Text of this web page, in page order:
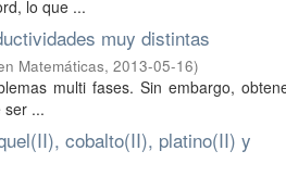
lo que ...
muy distintas
Matemáticas, 2013-05-16)
multi fases. Sin embargo,
ser ...
cobalto(II), platino(II) y